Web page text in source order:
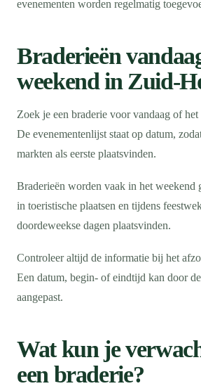
evenementen worden regelmatig
Braderieën
weekend in Zuid-
Zoek je een braderie voor vandaag of
De evenementenlijst staat op datum,
markten als eerste plaatsvinden.
Braderieën worden vaak in het weekend
in toeristische plaatsen en tijdens
doordeweekse dagen plaatsvinden.
Controleer altijd de informatie bij het
Een datum, begin- of eindtijd kan door
aangepast.
Wat kun je
een braderie?